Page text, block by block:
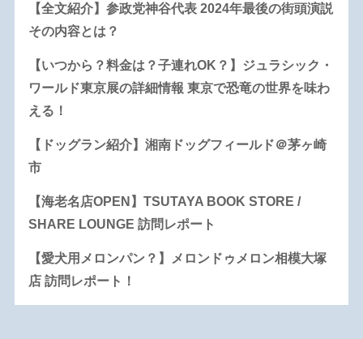
【全文紹介】参政党神谷代表 2024年最後の街頭演説
その内容とは？
【いつから？料金は？子連れOK？】ジュラシック・
ワールド東京展の詳細情報 東京で恐竜の世界を味わ
える！
【ドッグラン紹介】湘南ドッグフィールド＠茅ヶ崎
市
【海老名店OPEN】TSUTAYA BOOK STORE /
SHARE LOUNGE 訪問レポート
【愛犬用メロンパン？】メロンドゥメロン相模大塚
店 訪問レポート！